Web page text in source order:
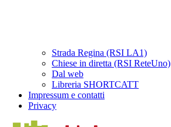
Strada Regina (RSI LA1)
Chiese in diretta (RSI ReteUno)
Dal web
Libreria SHORTCATT
Impressum e contatti
Privacy